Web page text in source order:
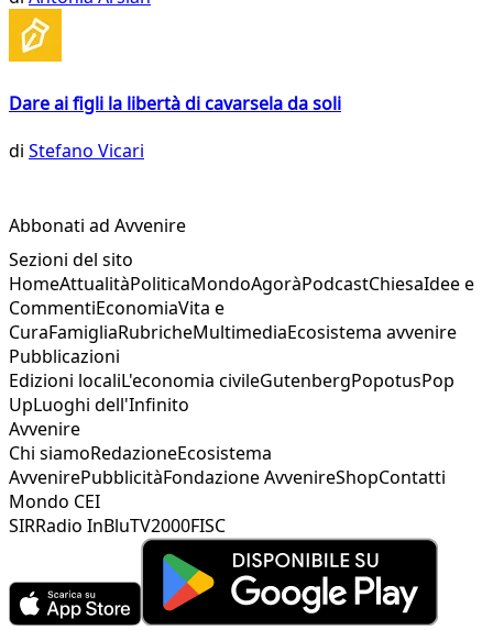
Dare ai figli la libertà di cavarsela da soli
di Stefano Vicari
Abbonati ad Avvenire
Sezioni del sito
HomeAttualitàPoliticaMondoAgoràPodcastChiesaIdee e
CommentiEconomiaVita e
CuraFamigliaRubricheMultimediaEcosistema avvenire
Pubblicazioni
Edizioni localiL'economia civileGutenbergPopotusPop
UpLuoghi dell'Infinito
Avvenire
Chi siamoRedazioneEcosistema
AvvenirePubblicitàFondazione AvvenireShopContatti
Mondo CEI
SIRRadio InBluTV2000FISC